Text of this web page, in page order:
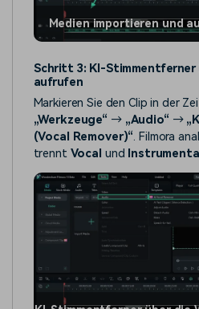
Medien importieren und
Schritt 3: KI-Stimmentferner
aufrufen
Markieren Sie den Clip in der
„Werkzeuge“ → „Audio“ →
(Vocal Remover)“. Filmora
trennt Vocal und Instrumental